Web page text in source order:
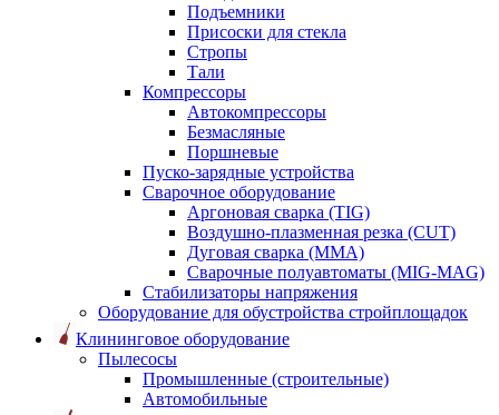
Подъемники
Присоски для стекла
Стропы
Тали
Компрессоры
Автокомпрессоры
Безмасляные
Поршневые
Пуско-зарядные устройства
Сварочное оборудование
Аргоновая сварка (TIG)
Воздушно-плазменная резка (CUT)
Дуговая сварка (ММА)
Сварочные полуавтоматы (MIG-MAG)
Стабилизаторы напряжения
Оборудование для обустройства стройплощадок
Клининговое оборудование
Пылесосы
Промышленные (строительные)
Автомобильные